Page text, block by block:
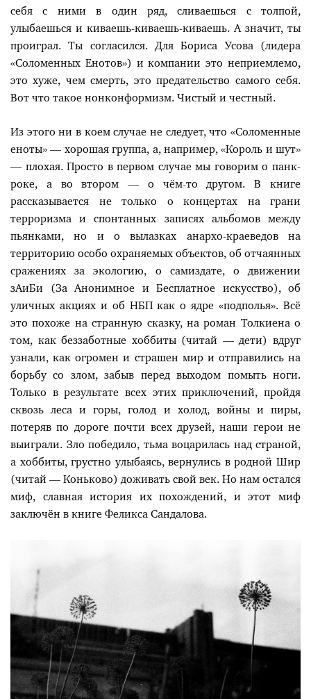
себя с ними в один ряд, сливаешься с толпой,
улыбаешься и киваешь-киваешь-киваешь. А значит, ты
проиграл. Ты согласился. Для Бориса Усова (лидера
«Соломенных Енотов») и компании это неприемлемо,
это хуже, чем смерть, это предательство самого себя.
Вот что такое нонконформизм. Чистый и честный.
Из этого ни в коем случае не следует, что «Соломенные
еноты» — хорошая группа, а, например, «Король и шут»
— плохая. Просто в первом случае мы говорим о панк-
роке, а во втором — о чём-то другом. В книге
рассказывается не только о концертах на грани
терроризма и спонтанных записях альбомов между
пьянками, но и о вылазках анархо-краеведов на
территорию особо охраняемых объектов, об отчаянных
сражениях за экологию, о самиздате, о движении
зАиБи (За Анонимное и Бесплатное искусство), об
уличных акциях и об НБП как о ядре «подполья». Всё
это похоже на странную сказку, на роман Толкиена о
том, как беззаботные хоббиты (читай — дети) вдруг
узнали, как огромен и страшен мир и отправились на
борьбу со злом, забыв перед выходом помыть ноги.
Только в результате всех этих приключений, пройдя
сквозь леса и горы, голод и холод, войны и пиры,
потеряв по дороге почти всех друзей, наши герои не
выиграли. Зло победило, тьма воцарилась над страной,
а хоббиты, грустно улыбаясь, вернулись в родной Шир
(читай — Коньково) доживать свой век. Но нам остался
миф, славная история их похождений, и этот миф
заключён в книге Феликса Сандалова.